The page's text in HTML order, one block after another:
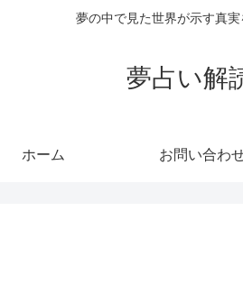
夢の中で見た世界が示す真実
夢占い解
ホーム お問い合わ